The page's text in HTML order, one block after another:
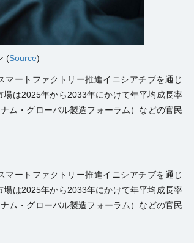
(Source)
ートファクトリー推進イニシアチブを通じ
は2025年から2033年にかけて年平均成長率
ム・グローバル製造フォーラム）などの官民
ートファクトリー推進イニシアチブを通じ
は2025年から2033年にかけて年平均成長率
ム・グローバル製造フォーラム）などの官民